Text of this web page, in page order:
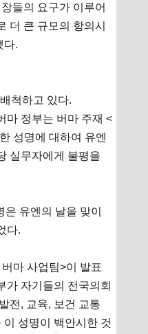
들의 요구가 이루어
더 큰 규모의 항의시
다.
척하고 있다.
마 정부는 버마 주재 <
성명에 대하여 유엔
실무자에게 불평을
유엔의 날을 맞이
다.
마 사업팀>이 발표
가 자기들의 전국의회
전, 교육, 보건 교통
성명이 백안시한 것